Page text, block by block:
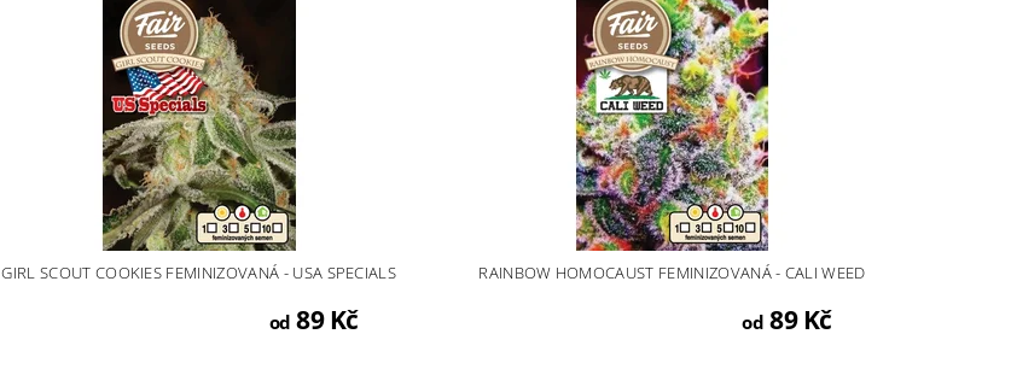
GIRL SCOUT COOKIES FEMINIZOVANÁ - USA SPECIALS
od 89 Kč
RAINBOW HOMOCAUST FEMINIZOVANÁ - CALI WEED
od 89 Kč